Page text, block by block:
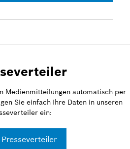
Medienmitteilungen automatisch per
Sie einfach Ihre Daten in unseren
ein: